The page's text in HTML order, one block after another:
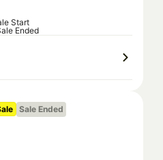
Start
Ended
Sale Ended